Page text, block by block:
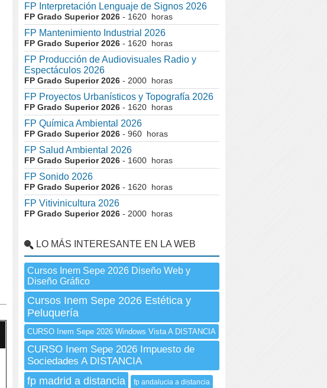
FP Interpretación Lenguaje de Signos 2026
FP Grado Superior 2026 - 1620 horas
FP Mantenimiento Industrial 2026
FP Grado Superior 2026 - 1620 horas
FP Producción de Audiovisuales Radio y
Espectáculos 2026
FP Grado Superior 2026 - 2000 horas
FP Proyectos Urbanísticos y Topografía 2026
FP Grado Superior 2026 - 1620 horas
FP Química Ambiental 2026
FP Grado Superior 2026 - 960 horas
FP Salud Ambiental 2026
FP Grado Superior 2026 - 1600 horas
FP Sonido 2026
FP Grado Superior 2026 - 1620 horas
FP Vitivinicultura 2026
FP Grado Superior 2026 - 2000 horas
LO MÁS INTERESANTE EN LA WEB
Cursos Inem Sepe 2026 Diseño Web y
Diseño Gráfico
Cursos Inem Sepe 2026 Estética y
Peluquería
CURSO Inem Sepe 2026 Windows Vista A DISTANCIA
CURSO Inem Sepe 2026 Impuesto de
Sociedades A DISTANCIA
fp madrid a distancia fp andalucia a distancia